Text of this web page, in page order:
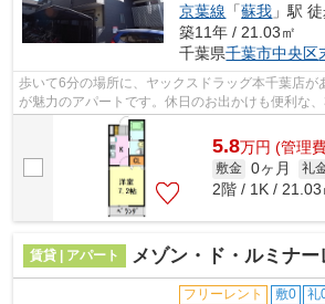
京葉線 「蘇我 」駅
築11年 / 21.03㎡
千葉県千葉市中央区
歩いて6分の場所に、ヤックスドラッグ本千葉店が
が魅力のアパートです。休日のお出かけも便利な、
トがおすすめです。気になるイチオシ物...
5.8万円 (管理
敷金 0ヶ月 礼
2階 / 1K / 21.03
賃貸 | アパート メゾン・ド・ルミナー
フリーレント 敷0 礼